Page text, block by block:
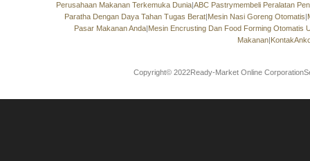
Perusahaan Makanan Terkemuka Dunia|ABC Pastrymembeli Peralatan
Paratha Dengan Daya Tahan Tugas Berat|Mesin Nasi Goreng Otomatis|
Pasar Makanan Anda|Mesin Encrusting Dan Food Forming Otomatis
Makanan|
Copyright© 2022Ready-Market Online